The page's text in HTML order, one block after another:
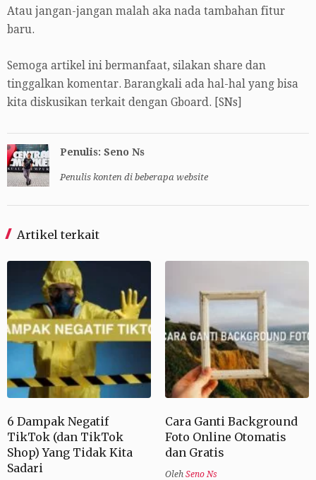
Atau jangan-jangan malah aka nada tambahan fitur
baru.
Semoga artikel ini bermanfaat, silakan share dan
tinggalkan komentar. Barangkali ada hal-hal yang bisa
kita diskusikan terkait dengan Gboard. [SNs]
Penulis: Seno Ns
Penulis konten di beberapa website
Artikel terkait
6 Dampak Negatif
TikTok (dan TikTok
Shop) Yang Tidak Kita
Sadari
Cara Ganti Background
Foto Online Otomatis
dan Gratis
Oleh Seno Ns